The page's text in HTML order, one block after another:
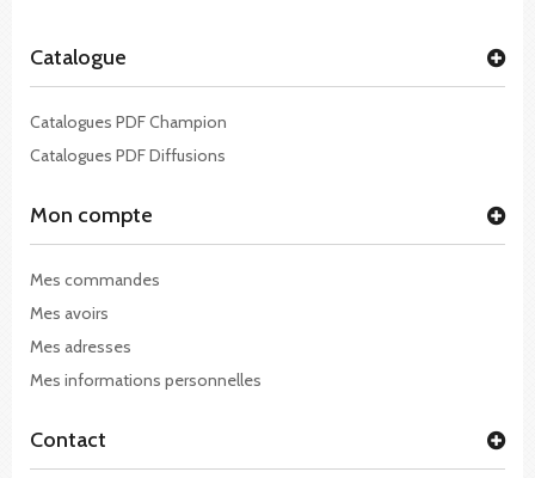
Catalogue
Catalogues PDF Champion
Catalogues PDF Diffusions
Mon compte
Mes commandes
Mes avoirs
Mes adresses
Mes informations personnelles
Contact